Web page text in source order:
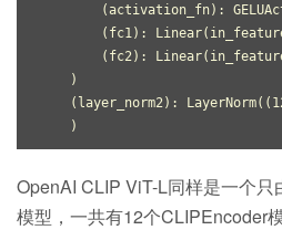
( activation_fn):
( fc1): Linear(
( fc2): Linear(
)
( layer_norm2): LayerNorm((
)
OpenAI CLIP ViT-L同样是一个只
模型，一共有12个CLIPEncoder